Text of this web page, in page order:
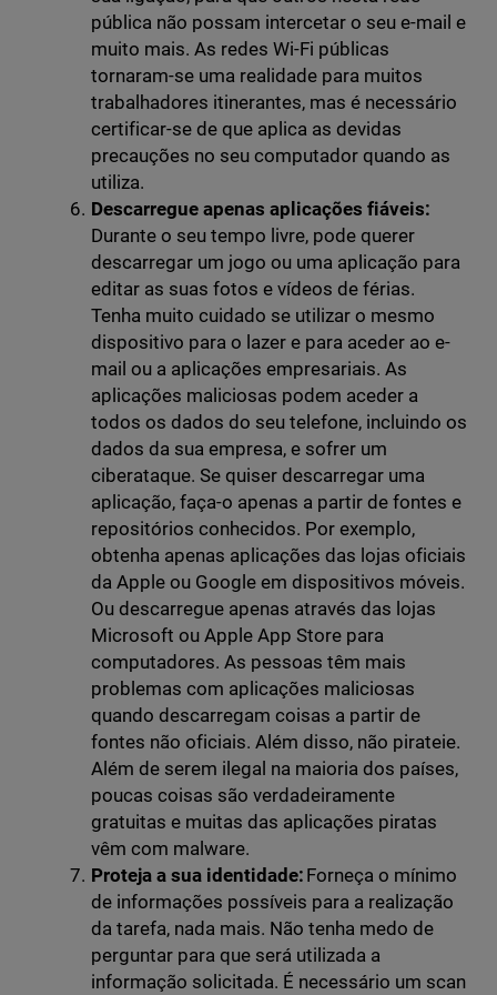
pública não possam intercetar o seu e-mail e
muito mais. As redes Wi-Fi públicas
tornaram-se uma realidade para muitos
trabalhadores itinerantes, mas é necessário
certificar-se de que aplica as devidas
precauções no seu computador quando as
utiliza.
Descarregue apenas aplicações fiáveis:
Durante o seu tempo livre, pode querer
descarregar um jogo ou uma aplicação para
editar as suas fotos e vídeos de férias.
Tenha muito cuidado se utilizar o mesmo
dispositivo para o lazer e para aceder ao e-
mail ou a aplicações empresariais. As
aplicações maliciosas podem aceder a
todos os dados do seu telefone, incluindo os
dados da sua empresa, e sofrer um
ciberataque. Se quiser descarregar uma
aplicação, faça-o apenas a partir de fontes e
repositórios conhecidos. Por exemplo,
obtenha apenas aplicações das lojas oficiais
da Apple ou Google em dispositivos móveis.
Ou descarregue apenas através das lojas
Microsoft ou Apple App Store para
computadores. As pessoas têm mais
problemas com aplicações maliciosas
quando descarregam coisas a partir de
fontes não oficiais. Além disso, não pirateie.
Além de serem ilegal na maioria dos países,
poucas coisas são verdadeiramente
gratuitas e muitas das aplicações piratas
vêm com malware.
Proteja a sua identidade: Forneça o mínimo
de informações possíveis para a realização
da tarefa, nada mais. Não tenha medo de
perguntar para que será utilizada a
informação solicitada. É necessário um scan